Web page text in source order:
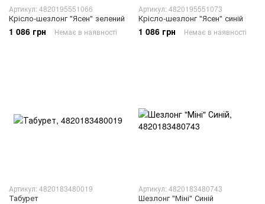
Артикул: 4820195551066
Крісло-шезлонг "Ясен" зелений
1 086 грн Немає в наявності
Артикул: 4820195551073
Крісло-шезлонг "Ясен" синій
1 086 грн Немає в наявності
Артикул: 4820183480019
Табурет
Артикул: 4820183480743
Шезлонг "Міні" Синій